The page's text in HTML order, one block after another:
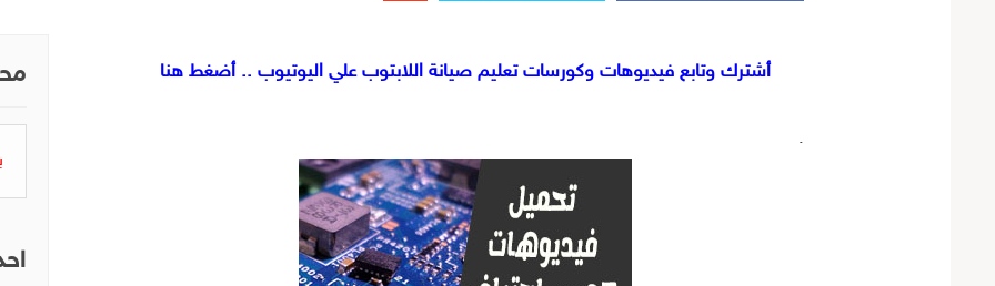
أشترك وتابع فيديوهات وكورسات تعليم صيانة اللابتوب علي اليوتيوب .. أضغط هنا
.